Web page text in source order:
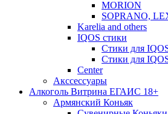
MORION
SOPRANO,
Karelia and others
IQOS стики
Стики для
Стики для
Сenter
Акссессуары
Алкоголь Витрина ЕГАИС 18+
Армянский Коньяк